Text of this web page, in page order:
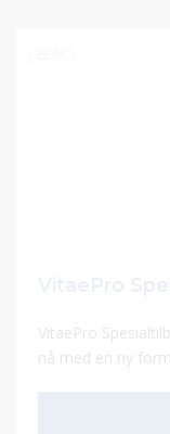
VitaePro
nå med en ny